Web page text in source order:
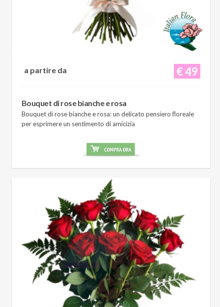
€ 49
a partire da
Bouquet di rose bianche e rosa
Bouquet di rose bianche e rosa: un delicato pensiero floreale
per esprimere un sentimento di amicizia